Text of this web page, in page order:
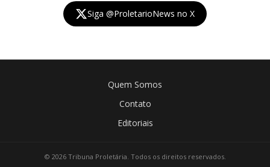
Siga @ProletarioNews no X
Quem Somos
Contato
Editoriais
© 2026 Tribuna Proletária. Todos os direitos reservados.